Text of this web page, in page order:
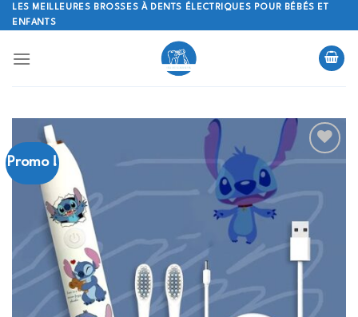
Skip
to
LES MEILLEURES BROSSES À DENTS ÉLECTRIQUES POUR BÉBÉS ET
ENFANTS
Promo !
Ajouter
à la
liste
d’envies